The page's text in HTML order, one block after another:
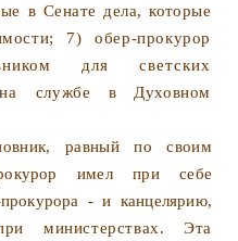
в Сенате дела, которые
7) обер-прокурор
для светских
на службе в Духовном
равный по своим
имел при себе
- и канцелярию,
министерствах. Эта